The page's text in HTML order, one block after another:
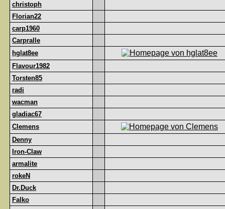
christoph
Florian22
carp1960
Carpralle
hglat8ee
Flavour1982
Torsten85
radi
wacman
gladiac67
Clemens
Denny
Iron-Claw
armalite
rokeN
Dr.Duck
Falko